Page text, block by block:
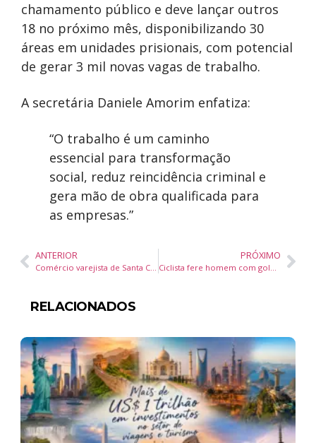
chamamento público e deve lançar outros
18 no próximo mês, disponibilizando 30
áreas em unidades prisionais, com potencial
de gerar 3 mil novas vagas de trabalho.
A secretária Daniele Amorim enfatiza:
“O trabalho é um caminho
essencial para transformação
social, reduz reincidência criminal e
gera mão de obra qualificada para
as empresas.”
ANTERIOR
Comércio varejista de Santa Catarina cresce três vezes mais que a média nacional em 2025
PRÓXIMO
Ciclista fere homem com golpe de canivete após discussão em fila de pizzaria em Balneário Camboriú
RELACIONADOS